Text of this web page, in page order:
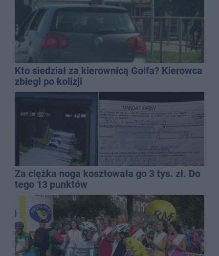
Kto siedział za kierownicą Golfa? Kierowca
zbiegł po kolizji
Za ciężka noga kosztowała go 3 tys. zł. Do
tego 13 punktów